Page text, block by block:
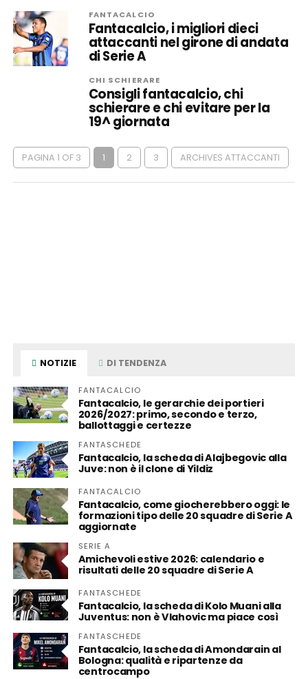
FANTACALCIO
Fantacalcio, i migliori dieci
attaccanti nel girone di andata
di Serie A
CHI SCHIERARE
Consigli fantacalcio, chi
schierare e chi evitare per la
19^ giornata
PAGINA 1 OF 3 1 2 3 ARCHIVES ATTACCANTI
NOTIZIE DI TENDENZA
FANTACALCIO
Fantacalcio, le gerarchie dei portieri
2026/2027: primo, secondo e terzo,
ballottaggi e certezze
FANTASCHEDE
Fantacalcio, la scheda di Alajbegovic alla
Juve: non è il clone di Yildiz
FANTACALCIO
Fantacalcio, come giocherebbero oggi: le
formazioni tipo delle 20 squadre di Serie A
aggiornate
SERIE A
Amichevoli estive 2026: calendario e
risultati delle 20 squadre di Serie A
FANTASCHEDE
Fantacalcio, la scheda di Kolo Muani alla
Juventus: non è Vlahovic ma piace così
FANTASCHEDE
Fantacalcio, la scheda di Amondarain al
Bologna: qualità e ripartenze da
centrocampo